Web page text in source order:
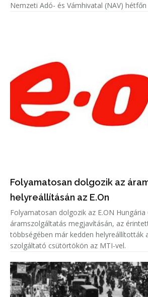
Nemzeti Adó- és Vámhivatal (NAV)
Folyamatosan dolgozik az
helyreállításán az E.On
Folyamatosan dolgozik az E.ON
áramszolgáltatás megjavításán, az
többségében már kedden helyreállították
szolgáltató csütörtökön az MTI-vel.